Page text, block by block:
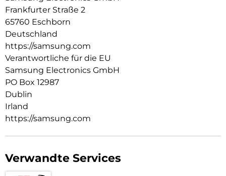
Frankfurter Straße 2
65760 Eschborn
Deutschland
https://samsung.com
Verantwortliche für die EU
Samsung Electronics GmbH
PO Box 12987
Dublin
Irland
https://samsung.com
Verwandte Services